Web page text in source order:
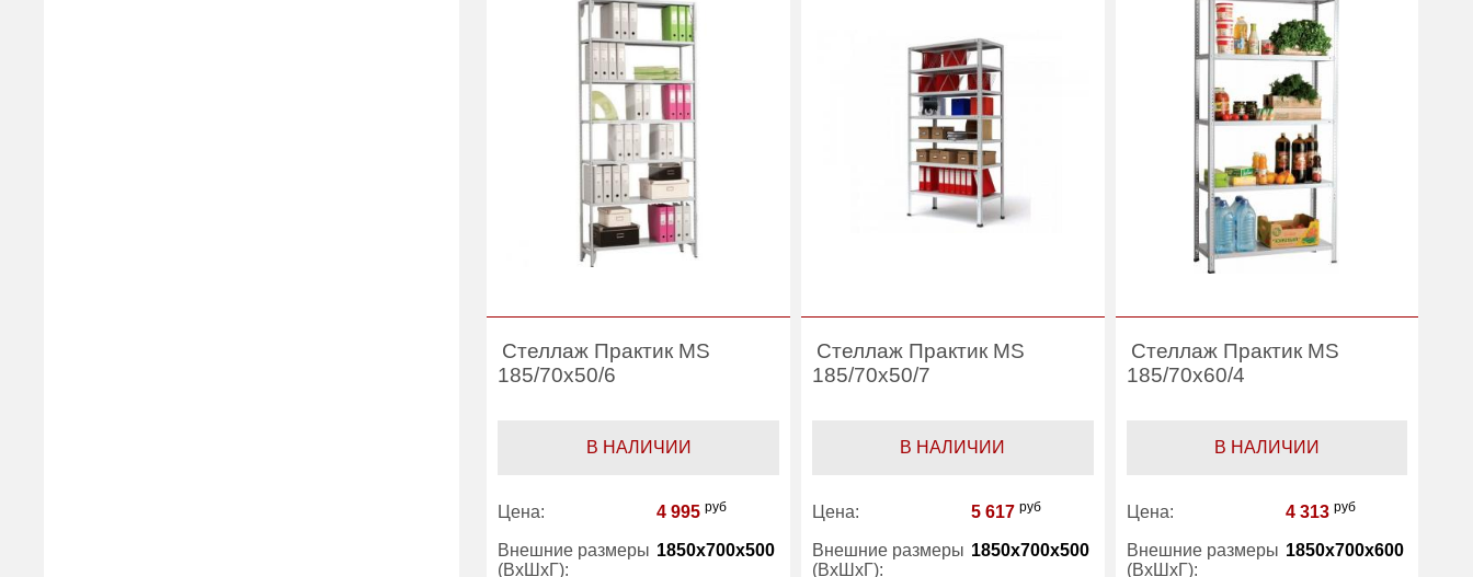
Стеллажи
офисные
офисные
Категория:
Стеллажи
офисные
Стеллаж Практик MS
185/70x50/6
В НАЛИЧИИ
Цена: 4 995 руб
Внешние размеры
(ВхШхГ):
1850x700x500
Стеллаж Практик MS
185/70x50/7
В НАЛИЧИИ
Цена: 5 617 руб
Внешние размеры
(ВхШхГ):
1850x700x500
Стеллаж Практик MS
185/70x60/4
В НАЛИЧИИ
Цена: 4 313 руб
Внешние размеры
(ВхШхГ):
1850x700x600